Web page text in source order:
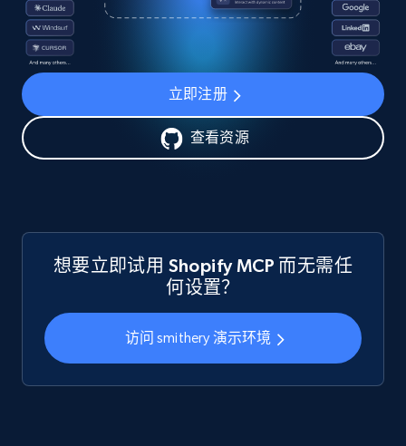
立即注册
查看资源
想要立即试用 Shopify MCP 而无需任
何设置？
访问 smithery 演示环境